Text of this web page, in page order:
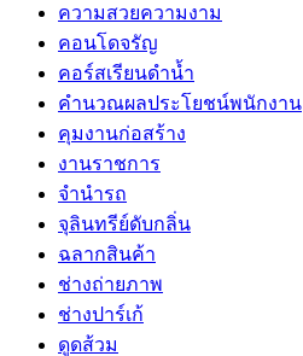
ความสวยความงาม
คอนโดจรัญ
คอร์สเรียนดำน้ำ
คำนวณผลประโยชน์พนักงาน
คุมงานก่อสร้าง
งานราชการ
จำนำรถ
จุลินทรีย์ดับกลิ่น
ฉลากสินค้า
ช่างถ่ายภาพ
ช่างปาร์เก้
ดูดส้วม